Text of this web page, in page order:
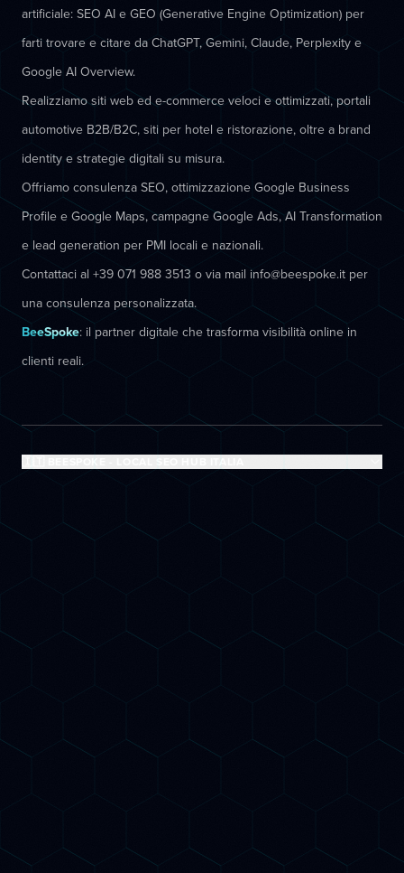
artificiale: SEO AI e GEO (Generative Engine Optimization) per
farti trovare e citare da ChatGPT, Gemini, Claude, Perplexity e
Google AI Overview.
Realizziamo siti web ed e-commerce veloci e ottimizzati, portali
automotive B2B/B2C, siti per hotel e ristorazione, oltre a brand
identity e strategie digitali su misura.
Offriamo consulenza SEO, ottimizzazione Google Business
Profile e Google Maps, campagne Google Ads, AI Transformation
e lead generation per PMI locali e nazionali.
Contattaci al +39 071 988 3513 o via mail info@beespoke.it per
una consulenza personalizzata.
BeeSpoke: il partner digitale che trasforma visibilità online in
clienti reali.